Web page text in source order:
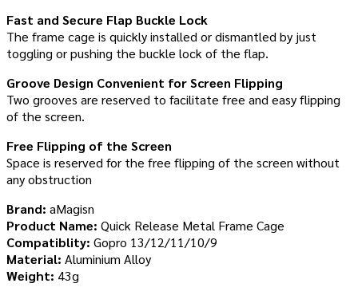
Fast and Secure Flap Buckle Lock
The frame cage is quickly installed or dismantled by just
toggling or pushing the buckle lock of the flap.
Groove Design Convenient for Screen Flipping
Two grooves are reserved to facilitate free and easy flipping
of the screen.
Free Flipping of the Screen
Space is reserved for the free flipping of the screen without
any obstruction
Brand: aMagisn
Product Name: Quick Release Metal Frame Cage
Compatiblity: Gopro 13/12/11/10/9
Material: Aluminium Alloy
Weight: 43g